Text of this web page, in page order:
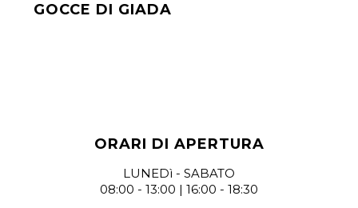
GOCCE DI GIADA
ORARI DI APERTURA
LUNEDì - SABATO
08:00 - 13:00 | 16:00 - 18:30